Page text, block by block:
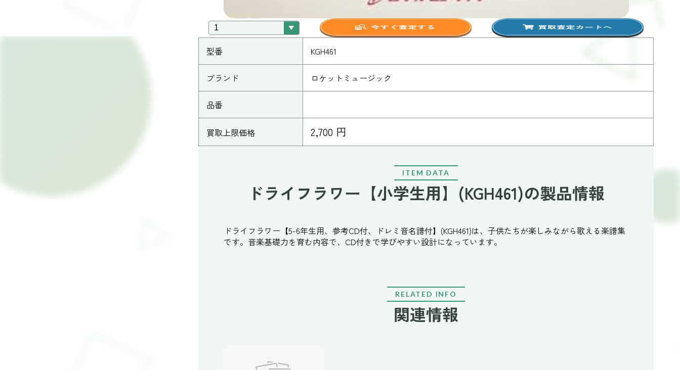
型番 KGH461
ブランド ロケットミュージック
品番
買取上限価格 2,700 円
ITEM DATA
ドライフラワー【小学生用】(KGH461)の製品情報
ドライフラワー【5-6年生用、参考CD付、ドレミ音名譜付】(KGH461)は、子供たちが楽しみながら歌える楽譜集
です。音楽基礎力を育む内容で、CD付きで学びやすい設計になっています。
RELATED INFO
関連情報